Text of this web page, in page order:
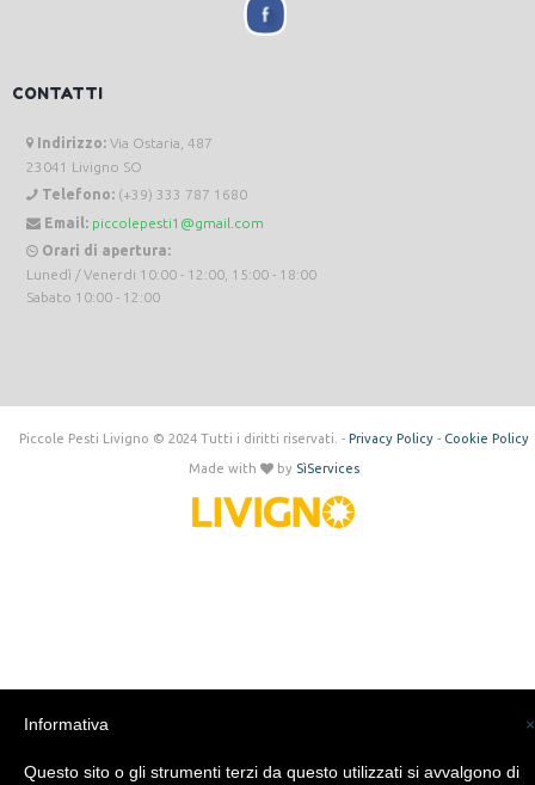
CONTATTI
Indirizzo: Via Ostaria, 487
23041 Livigno SO
Telefono: (+39) 333 787 1680
Email: piccolepesti1@gmail.com
Orari di apertura:
Lunedì / Venerdi 10:00 - 12:00, 15:00 - 18:00
Sabato 10:00 - 12:00
Piccole Pesti Livigno © 2024 Tutti i diritti riservati. - Privacy Policy- Cookie Policy
Made with by SìServices
×
Informativa
Questo sito o gli strumenti terzi da questo utilizzati si avvalgono di